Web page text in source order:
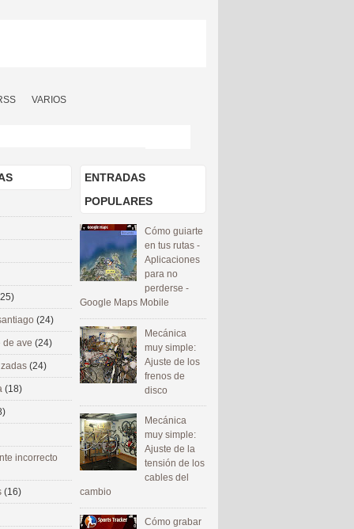
VARIOS
ENTRADAS
POPULARES
Cómo guiarte
en tus rutas -
Aplicaciones
para no
perderse -
Google Maps Mobile
Mecánica
muy simple:
Ajuste de los
frenos de
disco
Mecánica
muy simple:
Ajuste de la
tensión de los
cables del
cambio
Cómo grabar
(24)
de ave (24)
(24)
(18)
incorrecto
(16)